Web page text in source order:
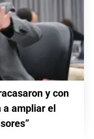
y con
a ampliar el